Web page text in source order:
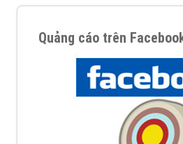
Quảng cáo trên